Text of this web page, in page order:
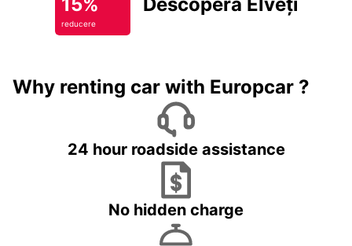
reducere
Why renting car with Europcar ?
24 hour roadside assistance
No hidden charge